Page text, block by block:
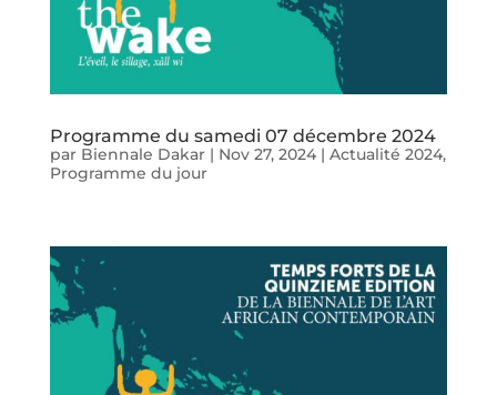
Programme du samedi 07 décembre 2024
par Biennale Dakar| Nov 27, 2024| Actualité 2024,
Programme du jour